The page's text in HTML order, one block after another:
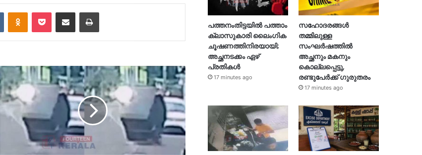
VKontakteOdnoklassniki
Pocket Share via Email Print
പത്തനംതിട്ടയിൽ പത്താം
ക്ലാസുകാരി ലൈംഗിക
ചൂഷണത്തിനിരയായി;
അച്ഛനടക്കം ഏഴ്
പ്രതികള്‍
17 minutes ago
സഹോദരങ്ങൾ
തമ്മിലുള്ള
സംഘർഷത്തിൽ
അച്ഛനും മകനും
കൊല്ലപ്പെട്ടു,
രണ്ടുപേർക്ക് ഗുരുതരം
17 minutes ago